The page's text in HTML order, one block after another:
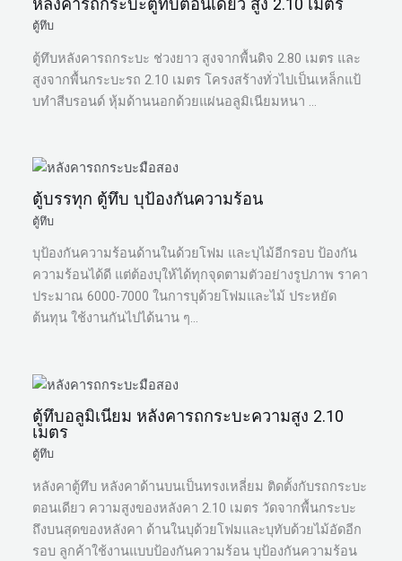
หลังคารถกระบะตู้ทึบตอนเดียว สูง 2.10 เมตร
ตู้ทึบ
ตู้ทึบหลังคารถกระบะ ช่วงยาว สูงจากพื้นดิจ 2.80 เมตร และ
สูงจากพื้นกระบะรถ 2.10 เมตร โครงสร้างทั่วไปเป็นเหล็กแป้
บทำสีบรอนด์ หุ้มด้านนอกด้วยแผ่นอลูมิเนียมหนา …
ตู้บรรทุก ตู้ทึบ บุป้องกันความร้อน
ตู้ทึบ
บุป้องกันความร้อนด้านในด้วยโฟม และบุไม้อีกรอบ ป้องกัน
ความร้อนได้ดี แต่ต้องบุให้ได้ทุกจุดตามตัวอย่างรูปภาพ ราคา
ประมาณ 6000-7000 ในการบุด้วยโฟมและไม้ ประหยัด
ต้นทุน ใช้งานกันไปได้นาน ๆ…
ตู้ทึบอลูมิเนียม หลังคารถกระบะความสูง 2.10
เมตร
ตู้ทึบ
หลังคาตู้ทึบ หลังคาด้านบนเป็นทรงเหลี่ยม ติดตั้งกับรถกระบะ
ตอนเดียว ความสูงของหลังคา 2.10 เมตร วัดจากพื้นกระบะ
ถึงบนสุดของหลังคา ด้านในบุด้วยโฟมและบุทับด้วยไม้อัดอีก
รอบ ลูกค้าใช้งานแบบป้องกันความร้อน บุป้องกันความร้อน